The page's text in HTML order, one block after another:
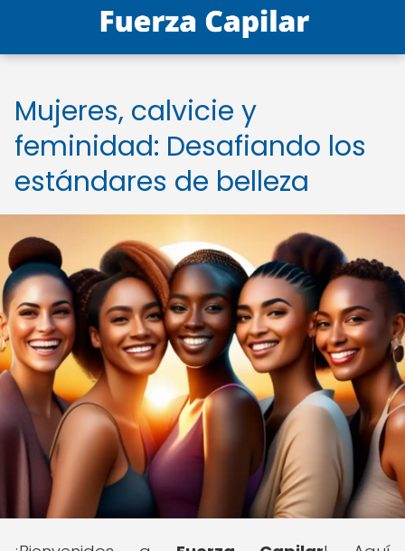
Mujeres, calvicie y
feminidad: Desafiando los
estándares de belleza